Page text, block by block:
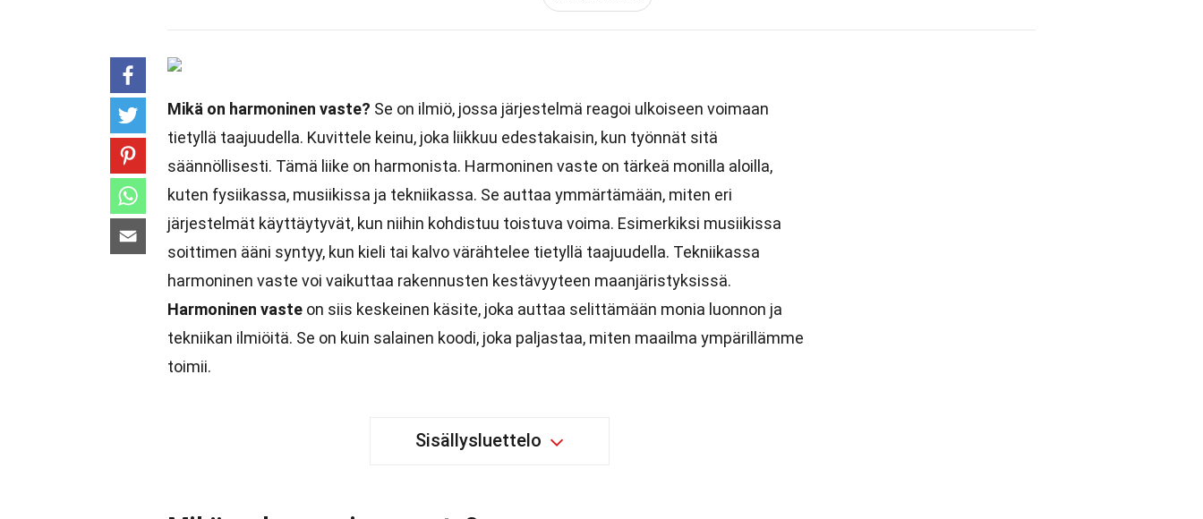
Mikä on harmoninen vaste? Se on ilmiö, jossa järjestelmä reagoi ulkoiseen voimaan
tietyllä taajuudella. Kuvittele keinu, joka liikkuu edestakaisin, kun työnnät sitä
säännöllisesti. Tämä liike on harmonista. Harmoninen vaste on tärkeä monilla aloilla,
kuten fysiikassa, musiikissa ja tekniikassa. Se auttaa ymmärtämään, miten eri
järjestelmät käyttäytyvät, kun niihin kohdistuu toistuva voima. Esimerkiksi musiikissa
soittimen ääni syntyy, kun kieli tai kalvo värähtelee tietyllä taajuudella. Tekniikassa
harmoninen vaste voi vaikuttaa rakennusten kestävyyteen maanjäristyksissä.
Harmoninen vaste on siis keskeinen käsite, joka auttaa selittämään monia luonnon ja
tekniikan ilmiöitä. Se on kuin salainen koodi, joka paljastaa, miten maailma ympärillämme
toimii.
Sisällysluettelo